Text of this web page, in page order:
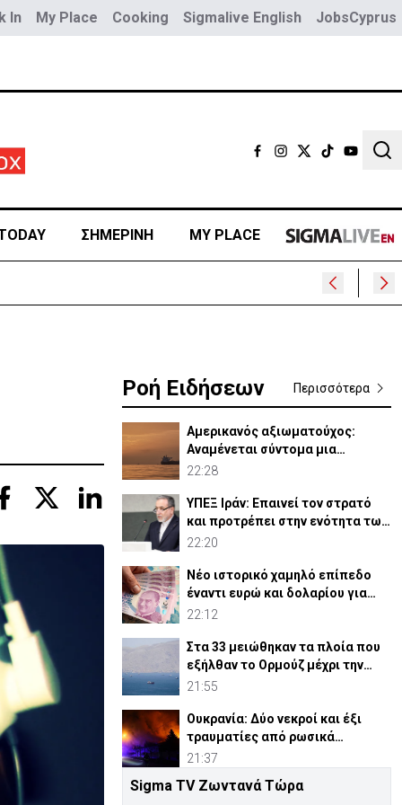
In My Place Cooking Sigmalive English JobsCyprus
ΣΗΜΕΡΙΝΗ MY PLACE
Ροή Ειδήσεων Περισσότερα
Αμερικανός αξιωματούχος:
Αναμένεται σύντομα μια
συμφωνία για Ορμούζ
22:28
ΥΠΕΞ Ιράν: Επαινεί τον στρατό
και προτρέπει στην ενότητα των
μουσουλμάνων
22:20
Νέο ιστορικό χαμηλό επίπεδο
έναντι ευρώ και δολαρίου για
τουρκική λίρα
22:12
Στα 33 μειώθηκαν τα πλοία που
εξήλθαν το Ορμούζ μέχρι την
Πέμπτη
21:55
Ουκρανία: Δύο νεκροί και έξι
τραυματίες από ρωσικά
πλήγματα
21:37
ΗΠΑ: Η Γερουσία ενέκρινε νέες
Sigma TV Ζωντανά Τώρα